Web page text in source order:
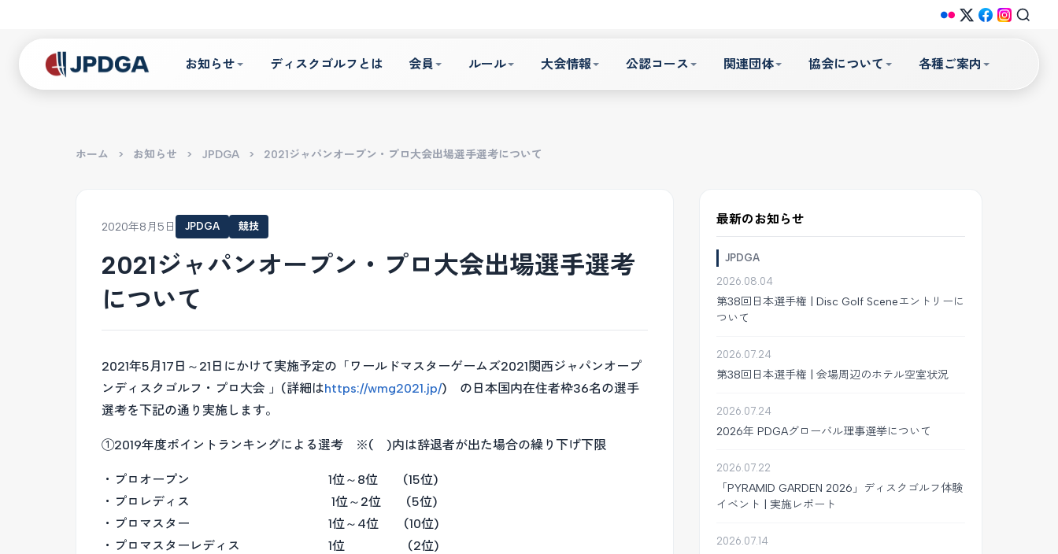
お知らせ ディスクゴルフとは 会員 ルール 大会情報 公認コース 関連団体 協会について 各種ご案内
ホーム > お知らせ > JPDGA > 2021ジャパンオープン・プロ大会出場選手選考について
2020年8月5日 JPDGA 競技
2021ジャパンオープン・プロ大会出場選手選考
について
2021年5月17日～21日にかけて実施予定の「ワールドマスターゲームズ2021関西ジャパンオープ
ンディスクゴルフ・プロ大会 」(詳細はhttps://wmg2021.jp/) の日本国内在住者枠36名の選手
選考を下記の通り実施します。
①2019年度ポイントランキングによる選考 ※( )内は辞退者が出た場合の繰り下げ下限
・プロオープン 1位～8位 (15位)
・プロレディス 1位～2位 (5位)
・プロマスター 1位～4位 (10位)
・プロマスターレディス 1位 (2位)
最新のお知らせ
JPDGA
2026.08.04
第38回日本選手権 | Disc Golf Sceneエントリーに
ついて
2026.07.24
第38回日本選手権 | 会場周辺のホテル空室状況
2026.07.24
2026年 PDGAグローバル理事選挙について
2026.07.22
「PYRAMID GARDEN 2026」ディスクゴルフ体験
イベント | 実施レポート
2026.07.14